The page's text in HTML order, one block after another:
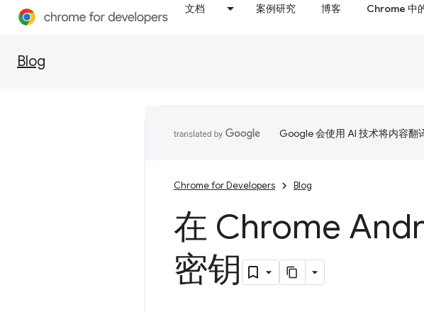
文档 案例研究 博客 Chrome 中
Blog
Google 会使用 AI 技术将内容翻
Chrome for Developers Blog
在 Chrome
密钥